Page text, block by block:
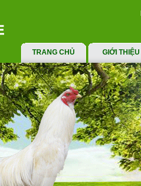
TRANG CHỦ GIỚI THIỆU